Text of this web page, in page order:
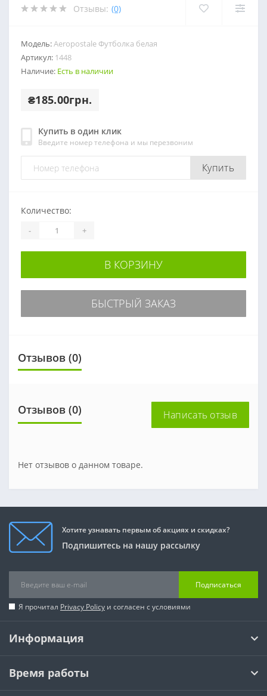
Отзывы: (0)
Модель:Aeropostale Футболка белая
Артикул: 1448
Наличие: Есть в наличии
₴185.00грн.
Купить в один клик
Введите номер телефона и мы перезвоним
Купить
Количество:
- +
В КОРЗИНУ
БЫСТРЫЙ ЗАКАЗ
Отзывов (0)
Отзывов (0) Написать отзыв
Нет отзывов о данном товаре.
Хотите узнавать первым об акциях и скидках?
Подпишитесь на нашу рассылку
Подписаться
Я прочитал Privacy Policy и согласен с условиями
Информация
Время работы